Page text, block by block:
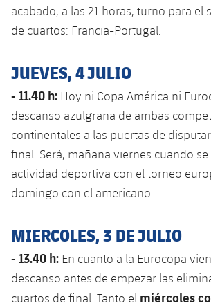
acabado, a las 21 horas, turno para el
de cuartos: Francia-Portugal.
JUEVES, 4 JULIO
- 11.40 h: Hoy ni Copa América ni
descanso azulgrana de ambas
continentales a las puertas de
final. Será, mañana viernes cuando
actividad deportiva con el torneo
domingo con el americano.
MIERCOLES, 3 DE JULIO
- 13.40 h: En cuanto a la Eurocopa
descanso antes de empezar las
cuartos de final. Tanto el miércoles